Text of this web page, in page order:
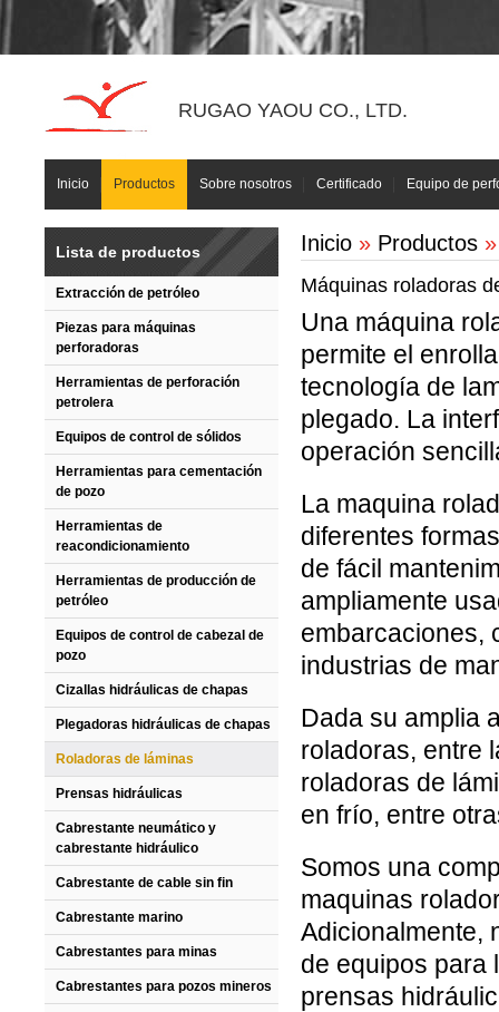
RUGAO YAOU CO., LTD.
Inicio Productos Sobre nosotros Certificado Equipo de
Lista de productos
Extracción de petróleo
Piezas para máquinas
perforadoras
Herramientas de perforación
petrolera
Equipos de control de sólidos
Herramientas para cementación
de pozo
Herramientas de
reacondicionamiento
Herramientas de producción de
petróleo
Equipos de control de cabezal de
pozo
Cizallas hidráulicas de chapas
Plegadoras hidráulicas de chapas
Roladoras de láminas
Prensas hidráulicas
Cabrestante neumático y
cabrestante hidráulico
Cabrestante de cable sin fin
Cabrestante marino
Cabrestantes para minas
Cabrestantes para pozos mineros
Inicio » Productos
Máquinas roladoras
Una máquina
permite el
tecnología de
plegado. La
operación
La maquina
diferentes
de fácil
ampliamente
embarcaciones,
industrias de
Dada su amplia
roladoras, entre
roladoras de
en frío, entre
Somos una
maquinas
Adicionalmente,
de equipos para
prensas